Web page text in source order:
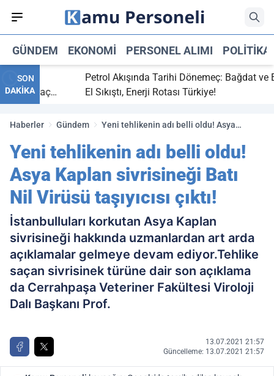
GÜNDEM EKONOMI PERSONEL ALIMI POLITIKA
SON
DAKİKA
bitti,
maç
Petrol Akışında Tarihi Dönemeç: Bağdat ve Erbil
El Sıkıştı, Enerji Rotası Türkiye!
Haberler Gündem
Yeni tehlikenin adı belli oldu! Asya
taşıyıcısı çıktı!
Yeni tehlikenin adı belli oldu!
Asya Kaplan sivrisineği Batı
Nil Virüsü taşıyıcısı çıktı!
İstanbulluları korkutan Asya Kaplan
sivrisineği hakkında uzmanlardan art arda
açıklamalar gelmeye devam ediyor.Tehlike
saçan sivrisinek türüne dair son açıklama
da Cerrahpaşa Veteriner Fakültesi Viroloji
Dalı Başkanı Prof.
13.07.2021 21:57
Güncelleme: 13.07.2021 21:57